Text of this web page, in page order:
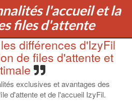
l'accueil et la
files d'attente
différences d'IzyFil
de files d'attente et
exclusives et avantages des
d'attente et de l'accueil IzyFil.